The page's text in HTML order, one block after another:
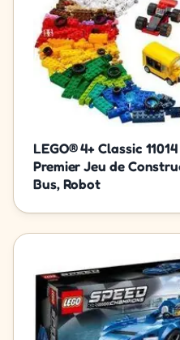
LEGO® 4+ Classic
Premier Jeu de
Bus, Robot